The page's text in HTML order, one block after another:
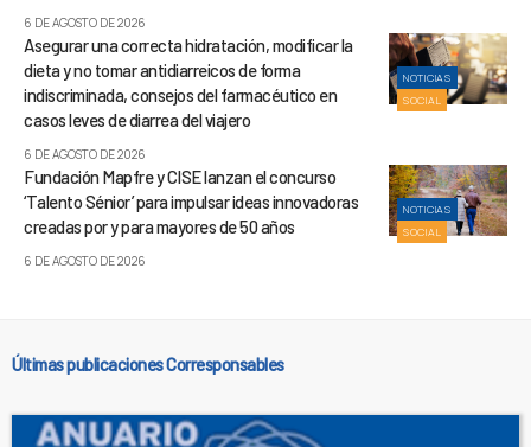
6 DE AGOSTO DE 2026
NOTICIAS
SOCIAL
Asegurar una correcta hidratación, modificar la
dieta y no tomar antidiarreicos de forma
indiscriminada, consejos del farmacéutico en
casos leves de diarrea del viajero
6 DE AGOSTO DE 2026
NOTICIAS
SOCIAL
Fundación Mapfre y CISE lanzan el concurso
‘Talento Sénior’ para impulsar ideas innovadoras
creadas por y para mayores de 50 años
6 DE AGOSTO DE 2026
Últimas publicaciones Corresponsables